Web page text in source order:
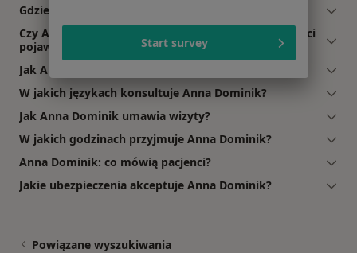
Gdzie Anna Dominik ma swój gabinet?
Czy Anna Dominik przyjmuje online, bez konieczności
pojawiania się w placówce?
Jak Anna Dominik akceptuje płatności po wizycie?
W jakich językach konsultuje Anna Dominik?
Jak Anna Dominik umawia wizyty?
W jakich godzinach przyjmuje Anna Dominik?
Anna Dominik: co mówią pacjenci?
Jakie ubezpieczenia akceptuje Anna Dominik?
Powiązane wyszukiwania
Start survey